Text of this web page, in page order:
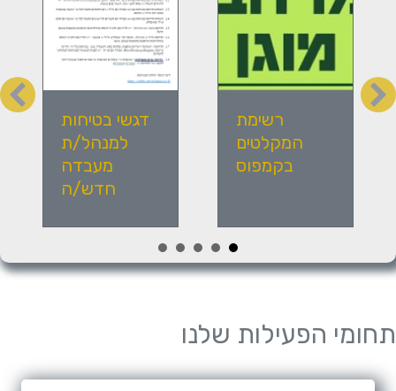
רשימת
המקלטים
בקמפוס
תקציר תפעולי
לאחראי בניין
חדשים
תחומי הפעילות שלנו